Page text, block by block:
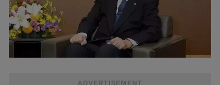
ADVERTISEMENT